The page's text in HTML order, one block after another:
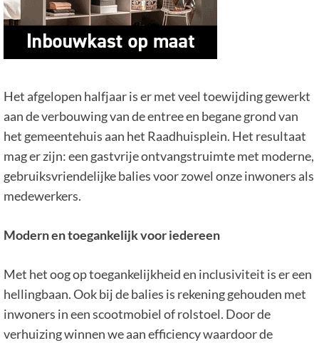
Het afgelopen halfjaar is er met veel toewijding gewerkt
aan de verbouwing van de entree en begane grond van
het gemeentehuis aan het Raadhuisplein. Het resultaat
mag er zijn: een gastvrije ontvangstruimte met moderne,
gebruiksvriendelijke balies voor zowel onze inwoners als
medewerkers.
Modern en toegankelijk voor iedereen
Met het oog op toegankelijkheid en inclusiviteit is er een
hellingbaan. Ook bij de balies is rekening gehouden met
inwoners in een scootmobiel of rolstoel. Door de
verhuizing winnen we aan efficiency waardoor de